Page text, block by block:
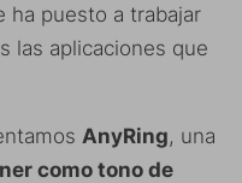
ha puesto a trabajar
las aplicaciones que
AnyRing, una
como tono de